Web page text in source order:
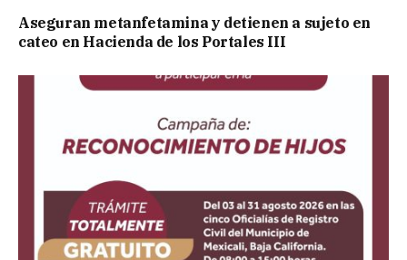
Aseguran metanfetamina y detienen a sujeto en
cateo en Hacienda de los Portales III